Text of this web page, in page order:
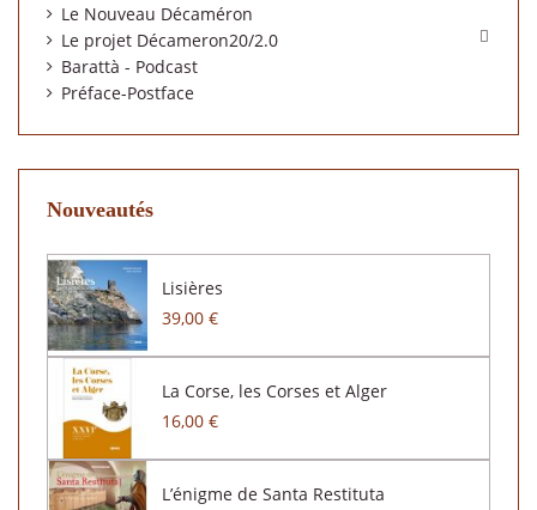
Le Nouveau Décaméron
Le projet Décameron20/2.0

Barattà - Podcast
Préface-Postface
Nouveautés
Lisières
39,00 €
La Corse, les Corses et Alger
16,00 €
L’énigme de Santa Restituta